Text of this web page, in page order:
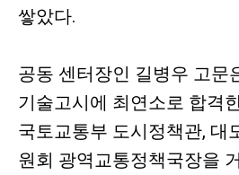
쌓았다.
공동 센터장인 길병우 고문
기술고시에 최연소로 합격
국토교통부 도시정책관, 대
원회 광역교통정책국장을